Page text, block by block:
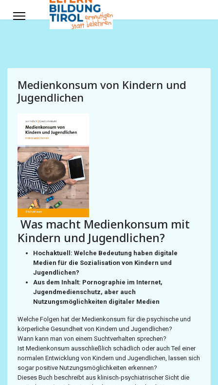
Medienkonsum von Kindern und
Jugendlichen
Was macht Medienkonsum mit
Kindern und Jugendlichen?
Hochaktuell: Welche Bedeutung haben digitale
Medien für die Sozialisation von Kindern und
Jugendlichen?
Aus dem Inhalt: Pornographie im Internet,
Jugendmedienschutz, aber auch
Nutzungsmöglichkeiten digitaler Medien
Welche Folgen hat der Medienkonsum für die psychische und
körperliche Gesundheit von Kindern und Jugendlichen?
Wann kann man von einem Suchtverhalten sprechen?
Ist Medienkonsum ausschließlich schädlich oder auch Teil einer
normalen Entwicklung von Kindern und Jugendlichen, lassen sich
sogar positive Nutzungsmöglichkeiten erkennen?
Dieses Buch beschreibt aus klinisch-psychiatrischer Sicht die